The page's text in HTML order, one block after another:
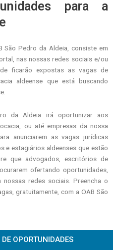
para a
São Pedro da Aldeia, consiste em
nas nossas redes sociais e/ou
ficarão expostas as vagas de
aldeense que está buscando
da Aldeia irá oportunizar aos
ou até empresas da nossa
anunciarem as vagas jurídicas
e estagiários aldeenses que estão
que advogados, escritórios de
ofertando oportunidades,
redes sociais. Preencha o
gratuitamente, com a OAB São
OPORTUNIDADES